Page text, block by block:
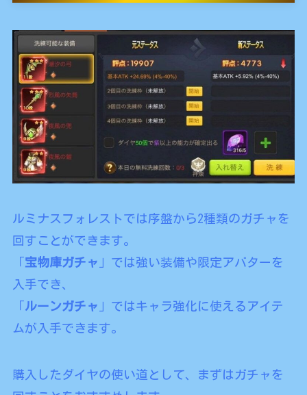
ルミナスフォレストでは序盤から2種類のガチャを
回すことができます。
宝物庫ガチャ
」では強い装備や限定アバターを
入手でき、
ルーンガチャ
」ではキャラ強化に使えるアイテ
ムが入手できます。
購入したダイヤの使い道として、まずはガチャを